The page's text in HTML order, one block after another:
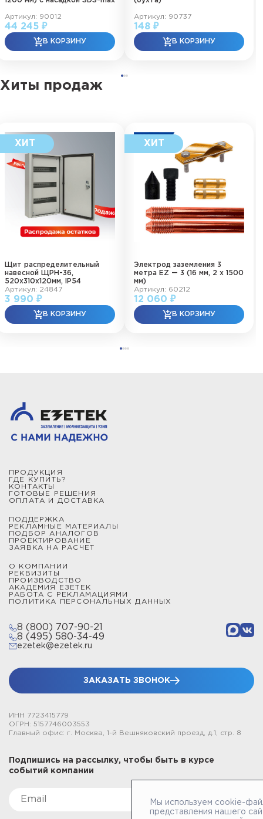
Артикул: 90012
44 245 ₽
Артикул: 90737
148 ₽
Хиты продаж
Щит распределительный
навесной ЩРН-36,
520х310х120мм, IP54
Артикул: 24847
3 990 ₽
Электрод заземления 3
метра EZ — 3 (16 мм, 2 х 1500
мм)
Артикул: 60212
12 060 ₽
ПРОДУКЦИЯ
ГДЕ КУПИТЬ?
КОНТАКТЫ
ГОТОВЫЕ РЕШЕНИЯ
ОПЛАТА И ДОСТАВКА
ПОДДЕРЖКА
РЕКЛАМНЫЕ МАТЕРИАЛЫ
ПОДБОР АНАЛОГОВ
ПРОЕКТИРОВАНИЕ
ЗАЯВКА НА РАСЧЕТ
О КОМПАНИИ
РЕКВИЗИТЫ
ПРОИЗВОДСТВО
АКАДЕМИЯ ЕЗЕТЕК
РАБОТА С РЕКЛАМАЦИЯМИ
ПОЛИТИКА ПЕРСОНАЛЬНЫХ ДАННЫХ
8 (800) 707-90-21
8 (495) 580-34-49
ezetek@ezetek.ru
ЗАКАЗАТЬ ЗВОНОК
ИНН 7723415779
ОГРН: 5157746003553
Главный офис: г. Москва, 1-й Вешняковский проезд, д.1, стр. 8
Подпишись на рассылку, чтобы быть в курсе
событий компании
Мы используем cookie-
представления нашего